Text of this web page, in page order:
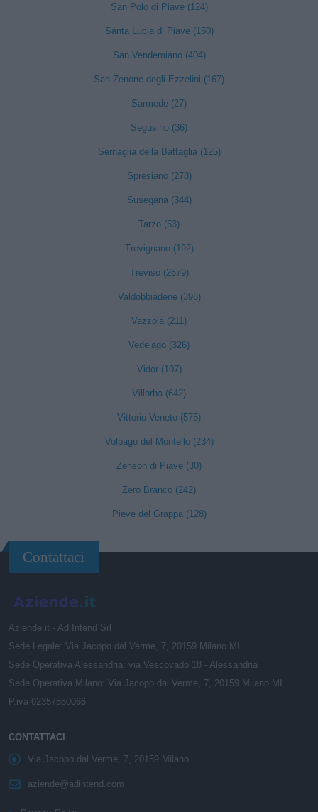
San Polo di Piave (124)
Santa Lucia di Piave (150)
San Vendemiano (404)
San Zenone degli Ezzelini (167)
Sarmede (27)
Segusino (36)
Sernaglia della Battaglia (125)
Spresiano (278)
Susegana (344)
Tarzo (53)
Trevignano (192)
Treviso (2679)
Valdobbiadene (398)
Vazzola (211)
Vedelago (326)
Vidor (107)
Villorba (642)
Vittorio Veneto (575)
Volpago del Montello (234)
Zenson di Piave (30)
Zero Branco (242)
Pieve del Grappa (128)
Contattaci
Aziende.it - Ad Intend Srl
Sede Legale: Via Jacopo dal Verme, 7, 20159 Milano MI
Sede Operativa Alessandria: via Vescovado 18 - Alessandria
Sede Operativa Milano: Via Jacopo dal Verme, 7, 20159 Milano MI
P.iva 02357550066
CONTATTACI
Via Jacopo dal Verme, 7, 20159 Milano
aziende@adintend.com